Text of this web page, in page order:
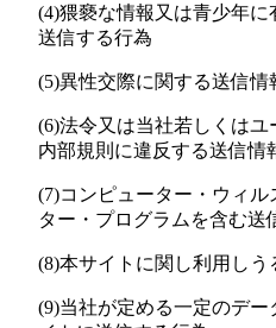
(4)猥褻な情報又は青少年に
送信する行為
(5)異性交際に関する送信
(6)法令又は当社若しくは
内部規則に違反する送信情
(7)コンピューター・ウィ
ター・プログラムを含む送
(8)本サイトに関し利用し
(9)当社が定める一定のデ